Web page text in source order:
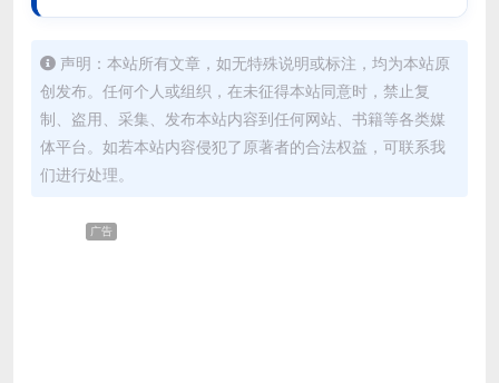
声明：本站所有文章，如无特殊说明或标注，均为本站原
创发布。任何个人或组织，在未征得本站同意时，禁止复
制、盗用、采集、发布本站内容到任何网站、书籍等各类媒
体平台。如若本站内容侵犯了原著者的合法权益，可联系我
们进行处理。
广告